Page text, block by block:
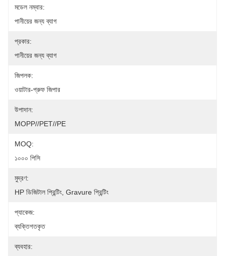
মডেল নম্বার:
পানীয়ের জন্য ব্যাগ
প্রকার:
পানীয়ের জন্য ব্যাগ
জিপলক:
ওয়াটার-প্রুফ জিপার
উপাদান:
MOPP//PET//PE
MOQ:
১০০০ পিসি
মুদ্রণ:
HP ডিজিটাল প্রিন্টিং, Gravure প্রিন্টিং
প্যাকেজ:
ব্যক্তিগতকৃত
ব্যবহার: